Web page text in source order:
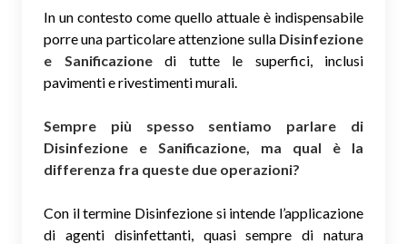
In un contesto come quello attuale è indispensabile
porre una particolare attenzione sulla Disinfezione
e Sanificazionedi tutte le superfici, inclusi
pavimenti e rivestimenti murali.
Sempre più spesso sentiamo parlare di
Disinfezione e Sanificazione, ma qual è la
differenza fra queste due operazioni?
Con il termine Disinfezione si intende l’applicazione
di agenti disinfettanti, quasi sempre di natura